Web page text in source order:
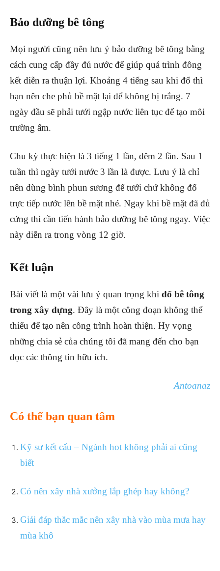
Bảo dưỡng bê tông
Mọi người cũng nên lưu ý bảo dưỡng bê tông bằng
cách cung cấp đầy đủ nước để giúp quá trình đông
kết diễn ra thuận lợi. Khoảng 4 tiếng sau khi đổ thì
bạn nên che phủ bề mặt lại để không bị trắng. 7
ngày đầu sẽ phải tưới ngập nước liên tục để tạo môi
trường ẩm.
Chu kỳ thực hiện là 3 tiếng 1 lần, đêm 2 lần. Sau 1
tuần thì ngày tưới nước 3 lần là được. Lưu ý là chỉ
nên dùng bình phun sương để tưới chứ không đổ
trực tiếp nước lên bề mặt nhé. Ngay khi bề mặt đã đủ
cứng thì cần tiến hành bảo dưỡng bê tông ngay. Việc
này diễn ra trong vòng 12 giờ.
Kết luận
Bài viết là một vài lưu ý quan trọng khi đổ bê tông
trong xây dựng. Đây là một công đoạn không thể
thiếu để tạo nên công trình hoàn thiện. Hy vọng
những chia sẻ của chúng tôi đã mang đến cho bạn
đọc các thông tin hữu ích.
Antoanaz
Có thể bạn quan tâm
Kỹ sư kết cấu – Ngành hot không phải ai cũng
biết
Có nên xây nhà xưởng lắp ghép hay không?
Giải đáp thắc mắc nên xây nhà vào mùa mưa hay
mùa khô